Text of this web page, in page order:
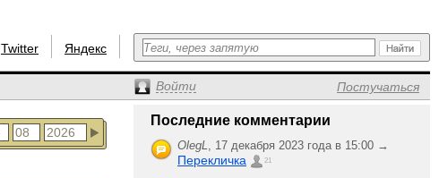
Twitter Яндекс
Войти Постучаться
Последние комментарии
OlegL, 17 декабря 2023 года в 15:00 →
Перекличка 21